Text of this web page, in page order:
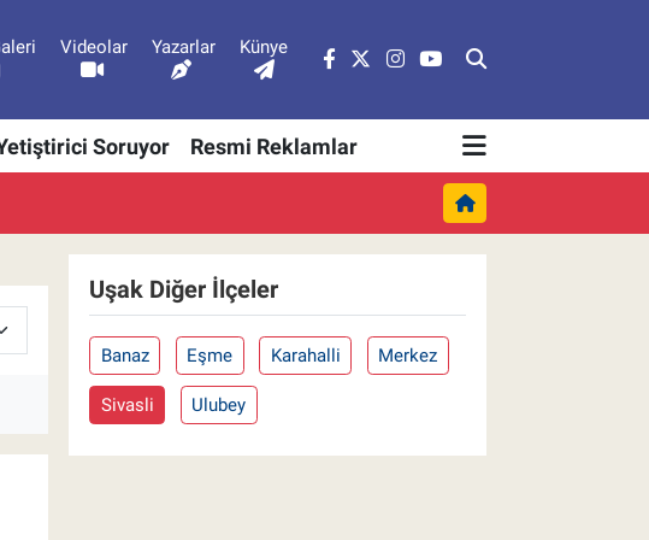
Videolar Yazarlar Künye
Soruyor Resmi Reklamlar
Uşak Diğer İlçeler
Banaz Eşme Karahalli Merkez
Sivasli Ulubey